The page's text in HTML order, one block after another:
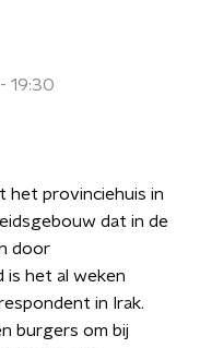
19:30
het provinciehuis in
dat in de
door
is het al weken
in Irak.
burgers om bij